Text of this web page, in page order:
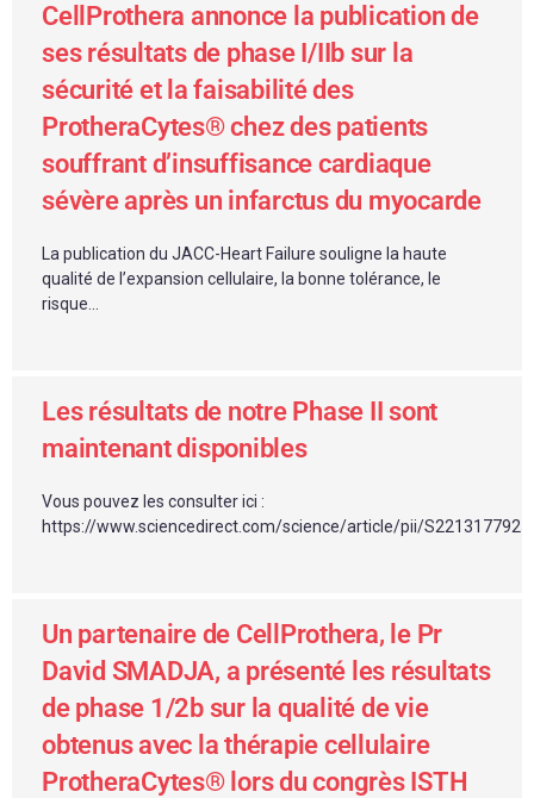
CellProthera annonce la publication de
ses résultats de phase I/IIb sur la
sécurité et la faisabilité des
ProtheraCytes® chez des patients
souffrant d’insuffisance cardiaque
sévère après un infarctus du myocarde
La publication du JACC-Heart Failure souligne la haute
qualité de l’expansion cellulaire, la bonne tolérance, le
risque...
Les résultats de notre Phase II sont
maintenant disponibles
Vous pouvez les consulter ici :
https://www.sciencedirect.com/science/article/pii/
Un partenaire de CellProthera, le Pr
David SMADJA, a présenté les résultats
de phase 1/2b sur la qualité de vie
obtenus avec la thérapie cellulaire
ProtheraCytes® lors du congrès ISTH